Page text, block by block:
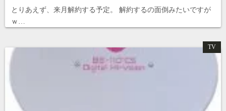
とりあえず、来月解約する予定。 解約するの面倒みたいですが
ｗ…
TV